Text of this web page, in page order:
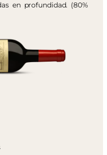
en profundidad. (80%